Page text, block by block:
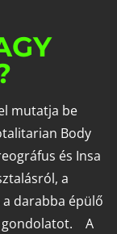
mutatja be
Body
és Insa
a
darabba épülő
gondolatot. A